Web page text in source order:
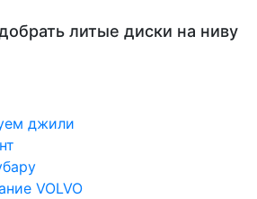
литые диски на ниву
джили
VOLVO